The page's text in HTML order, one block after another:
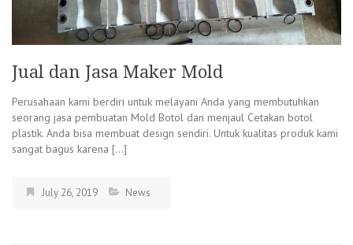
Jual dan Jasa Maker Mold
Perusahaan kami berdiri untuk melayani Anda yang membutuhkan
seorang jasa pembuatan Mold Botol dan menjaul Cetakan botol
plastik. Anda bisa membuat design sendiri. Untuk kualitas produk kami
sangat bagus karena […]
July 26, 2019 News